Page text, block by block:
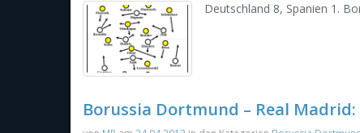
Deutschland 8, Spanien 1.
Borussia Dortmund – Real